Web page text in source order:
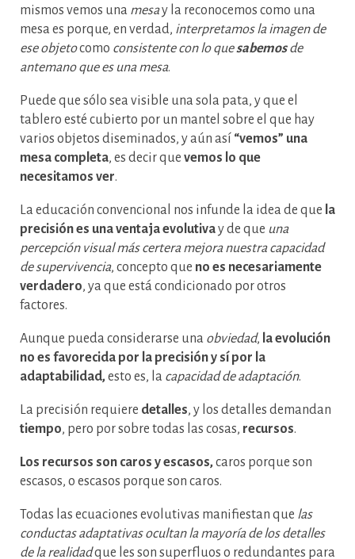
mismos vemos una mesay la reconocemos como una
mesa es porque, en verdad, interpretamos la imagen de
ese objetocomo consistente con lo quesabemosde
antemano que es una mesa.
Puede que sólo sea visible una sola pata, y que el
tablero esté cubierto por un mantel sobre el que hay
varios objetos diseminados, y aún así “vemos” una
mesa completa, es decir que vemos lo que
necesitamos ver.
La educación convencional nos infunde la idea de que la
precisión es una ventaja evolutivay de que una
percepción visual más certera mejora nuestra capacidad
de supervivencia, concepto que no es necesariamente
verdadero, ya que está condicionado por otros
factores.
Aunque pueda considerarse una obviedad, la evolución
no es favorecida por la precisión y sí por la
adaptabilidad,esto es, la capacidad de adaptación.
La precisión requiere detalles, y los detalles demandan
tiempo, pero por sobre todas las cosas, recursos.
Los recursos son caros y escasos,caros porque son
escasos, o escasos porque son caros.
Todas las ecuaciones evolutivas manifiestan que las
conductas adaptativas ocultan la mayoría de los detalles
de la realidadque les son superfluos o redundantes para